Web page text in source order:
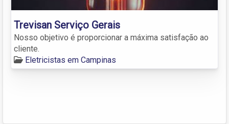
Trevisan Serviço Gerais
Nosso objetivo é proporcionar a máxima satisfação ao
cliente.
Eletricistas em Campinas